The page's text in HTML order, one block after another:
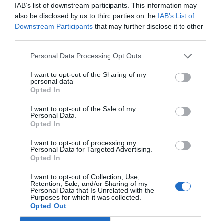
IAB’s list of downstream participants. This information may
also be disclosed by us to third parties on the IAB’s List of
Downstream Participants that may further disclose it to other
Personal Data Processing Opt Outs
I want to opt-out of the Sharing of my
personal data.
Opted In
I want to opt-out of the Sale of my
Personal Data.
Opted In
I want to opt-out of processing my
Personal Data for Targeted Advertising.
Opted In
I want to opt-out of Collection, Use,
Retention, Sale, and/or Sharing of my
Personal Data that Is Unrelated with the
Purposes for which it was collected.
Opted Out
2026. július 22., szerda
Nagyon fontos a mentális